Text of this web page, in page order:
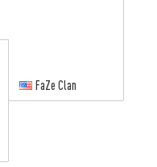
FaZe Clan